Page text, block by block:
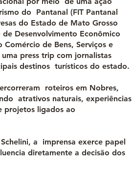
do Pantanal (FIT Pantanal
do Estado de Mato Grosso
Desenvolvimento Econômico
de Bens, Serviços e
press trip com jornalistas
destinos turísticos do estado.
roteiros em Nobres,
atrativos naturais, experiências
projetos ligados ao
a imprensa exerce papel
diretamente a decisão dos